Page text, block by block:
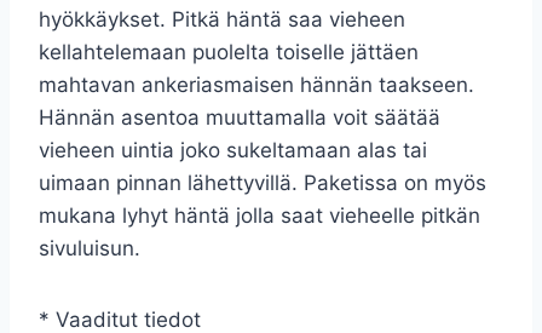
hyökkäykset. Pitkä häntä saa vieheen
kellahtelemaan puolelta toiselle jättäen
mahtavan ankeriasmaisen hännän taakseen.
Hännän asentoa muuttamalla voit säätää
vieheen uintia joko sukeltamaan alas tai
uimaan pinnan lähettyvillä. Paketissa on myös
mukana lyhyt häntä jolla saat vieheelle pitkän
sivuluisun.
* Vaaditut tiedot